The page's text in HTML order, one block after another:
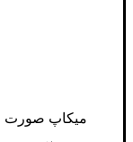
میکاپ صورت